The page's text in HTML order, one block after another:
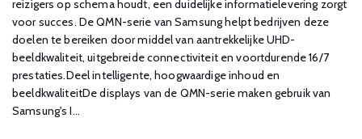
reizigers op schema houdt, een duidelijke informatielevering zorgt
voor succes. De QMN-serie van Samsung helpt bedrijven deze
doelen te bereiken door middel van aantrekkelijke UHD-
beeldkwaliteit, uitgebreide connectiviteit en voortdurende 16/7
prestaties.Deel intelligente, hoogwaardige inhoud en
beeldkwaliteitDe displays van de QMN-serie maken gebruik van
Samsung's I...